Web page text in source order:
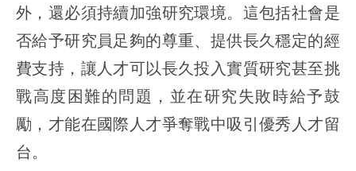
外，還必須持續加強研究環境。這包括社會是
否給予研究員足夠的尊重、提供長久穩定的經
費支持，讓人才可以長久投入實質研究甚至挑
戰高度困難的問題，並在研究失敗時給予鼓
勵，才能在國際人才爭奪戰中吸引優秀人才留
台。